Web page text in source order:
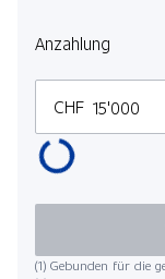
Anzahlung
CHF
(1) Gebunden für die